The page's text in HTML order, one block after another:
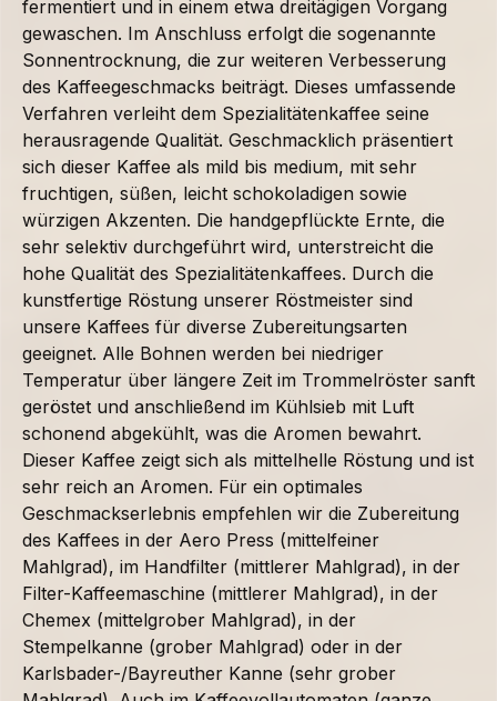
fermentiert und in einem etwa dreitägigen Vorgang
gewaschen. Im Anschluss erfolgt die sogenannte
Sonnentrocknung, die zur weiteren Verbesserung
des Kaffeegeschmacks beiträgt. Dieses umfassende
Verfahren verleiht dem Spezialitätenkaffee seine
herausragende Qualität. Geschmacklich präsentiert
sich dieser Kaffee als mild bis medium, mit sehr
fruchtigen, süßen, leicht schokoladigen sowie
würzigen Akzenten. Die handgepflückte Ernte, die
sehr selektiv durchgeführt wird, unterstreicht die
hohe Qualität des Spezialitätenkaffees. Durch die
kunstfertige Röstung unserer Röstmeister sind
unsere Kaffees für diverse Zubereitungsarten
geeignet. Alle Bohnen werden bei niedriger
Temperatur über längere Zeit im Trommelröster sanft
geröstet und anschließend im Kühlsieb mit Luft
schonend abgekühlt, was die Aromen bewahrt.
Dieser Kaffee zeigt sich als mittelhelle Röstung und ist
sehr reich an Aromen. Für ein optimales
Geschmackserlebnis empfehlen wir die Zubereitung
des Kaffees in der Aero Press (mittelfeiner
Mahlgrad), im Handfilter (mittlerer Mahlgrad), in der
Filter-Kaffeemaschine (mittlerer Mahlgrad), in der
Chemex (mittelgrober Mahlgrad), in der
Stempelkanne (grober Mahlgrad) oder in der
Karlsbader-/Bayreuther Kanne (sehr grober